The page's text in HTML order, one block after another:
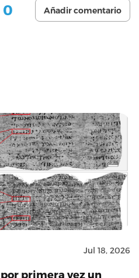
0 Añadir comentario
Jul 18, 2026
primera vez un